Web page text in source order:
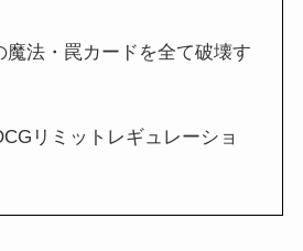
法・罠カードを全て破壊す
リミットレギュレーショ